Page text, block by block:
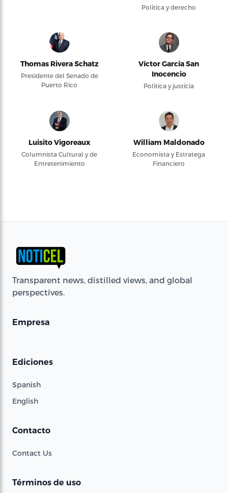
Política y derecho
Thomas Rivera Schatz
Presidente del Senado de
Puerto Rico
Víctor García San
Inocencio
Política y justicia
Luisito Vigoreaux
Columnista Cultural y de
Entretenimiento
William Maldonado
Economista y Estratega
Financiero
Transparent news, distilled views, and global
perspectives.
Empresa
Ediciones
Spanish
English
Contacto
Contact Us
Términos de uso